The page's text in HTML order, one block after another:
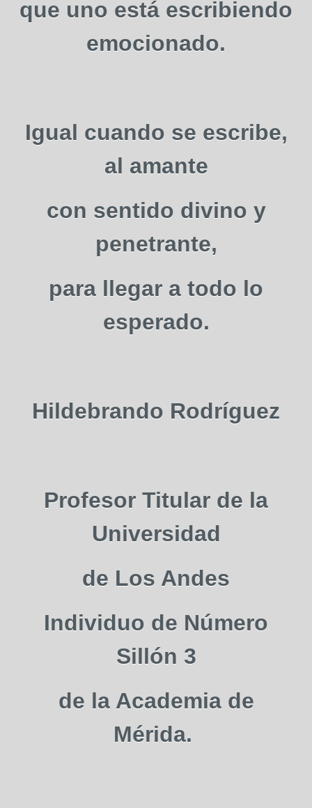
que uno está escribiendo
emocionado.
Igual cuando se escribe,
al amante
con sentido divino y
penetrante,
para llegar a todo lo
esperado.
Hildebrando Rodríguez
Profesor Titular de la
Universidad
de Los Andes
Individuo de Número
Sillón 3
de la Academia de
Mérida.